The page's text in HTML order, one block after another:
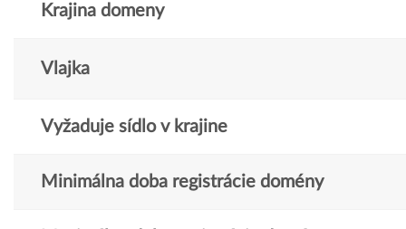
Krajina domeny
Vlajka
Vyžaduje sídlo v krajine
Minimálna doba registrácie domény